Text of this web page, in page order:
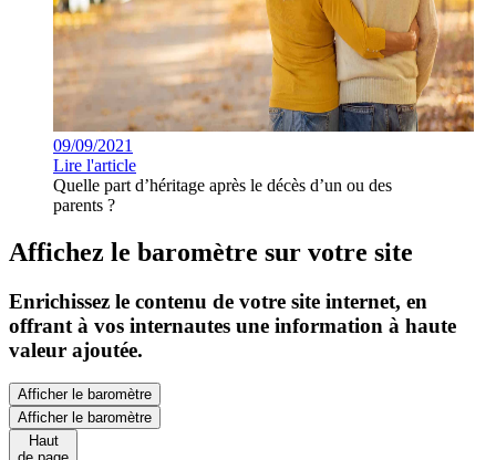
09/09/2021
Lire l'article
Quelle part d’héritage après le décès d’un ou des
parents ?
Affichez le baromètre sur votre site
Enrichissez le contenu de votre site internet, en
offrant à vos internautes une information à haute
valeur ajoutée.
Afficher le baromètre
Afficher le baromètre
Haut